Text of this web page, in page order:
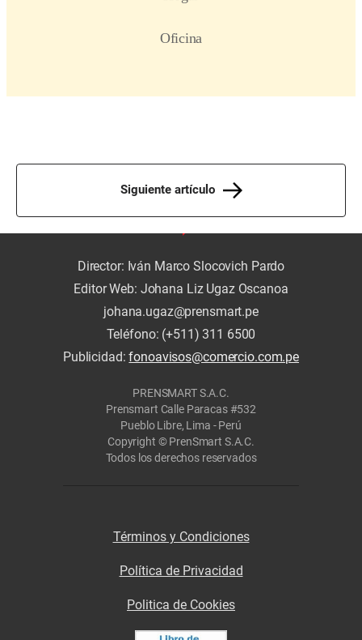
Siguiente artículo
Director: Iván Marco Slocovich Pardo
Editor Web: Johana Liz Ugaz Oscanoa
johana.ugaz@prensmart.pe
Teléfono: (+511) 311 6500
Publicidad:fonoavisos@comercio.com.pe
PRENSMART S.A.C.
Prensmart Calle Paracas #532
Pueblo Libre, Lima - Perú
Copyright © PrenSmart S.A.C.
Todos los derechos reservados
Términos y Condiciones
Política de Privacidad
Politica de Cookies